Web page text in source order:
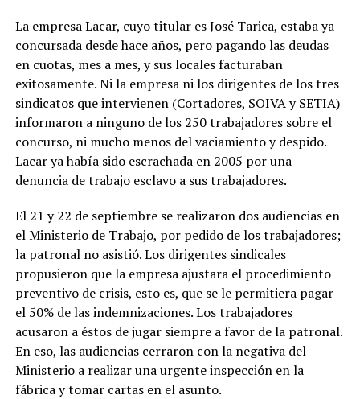
La empresa Lacar, cuyo titular es José Tarica, estaba ya
concursada desde hace años, pero pagando las deudas
en cuotas, mes a mes, y sus locales facturaban
exitosamente. Ni la empresa ni los dirigentes de los tres
sindicatos que intervienen (Cortadores, SOIVA y SETIA)
informaron a ninguno de los 250 trabajadores sobre el
concurso, ni mucho menos del vaciamiento y despido.
Lacar ya había sido escrachada en 2005 por una
denuncia de trabajo esclavo a sus trabajadores.
El 21 y 22 de septiembre se realizaron dos audiencias en
el Ministerio de Trabajo, por pedido de los trabajadores;
la patronal no asistió. Los dirigentes sindicales
propusieron que la empresa ajustara el procedimiento
preventivo de crisis, esto es, que se le permitiera pagar
el 50% de las indemnizaciones. Los trabajadores
acusaron a éstos de jugar siempre a favor de la patronal.
En eso, las audiencias cerraron con la negativa del
Ministerio a realizar una urgente inspección en la
fábrica y tomar cartas en el asunto.